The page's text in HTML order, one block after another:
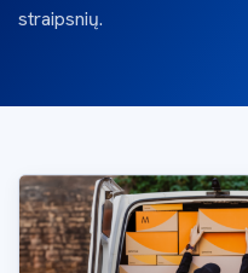
straipsnių.